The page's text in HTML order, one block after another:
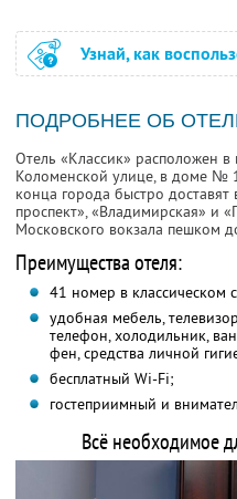
Узнай, как
ПОДРОБНЕЕ ОБ
Отель «Классик» расположен
Коломенской улице, в доме №
конца города быстро
проспект», «Владимирская» и
Московского вокзала пешком
Преимущества отеля:
41 номер в классическом
удобная мебель,
телефон, холодильник,
фен, средства личной
бесплатный Wi-Fi;
гостеприимный и
Всё необходимое